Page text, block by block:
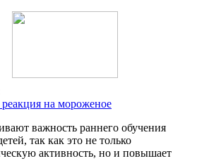
реакция на мороженое
важность раннего обучения
так как это не только
активность, но и повышает